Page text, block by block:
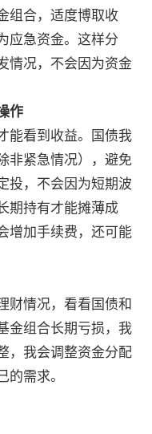
组合，适度博取收
应急资金。这样分
情况，不会因为资金
作
能看到收益。国债我
非紧急情况），避免
投，不会因为短期波
期持有才能摊薄成
增加手续费，还可能
财情况，看看国债和
金组合长期亏损，我
，我会调整资金分配
的需求。